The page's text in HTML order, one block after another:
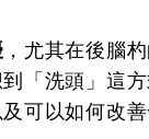
，尤其在後腦
「洗頭」這
可以如何改善